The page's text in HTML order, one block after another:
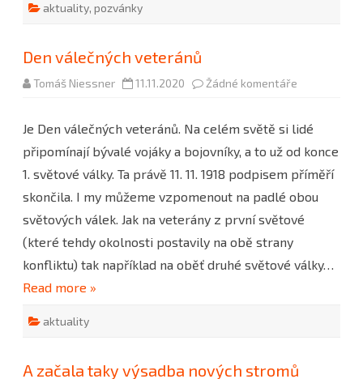
aktuality, pozvánky
Den válečných veteránů
Tomáš Niessner 11.11.2020 Žádné komentáře
Den
veteránů
Je Den válečných veteránů. Na celém světě si lidé
připomínají bývalé vojáky a bojovníky, a to už od konce
1. světové války. Ta právě 11. 11. 1918 podpisem příměří
skončila. I my můžeme vzpomenout na padlé obou
světových válek. Jak na veterány z první světové
(které tehdy okolnosti postavily na obě strany
konfliktu) tak například na oběť druhé světové války…
Read more »
aktuality
A začala taky výsadba nových stromů